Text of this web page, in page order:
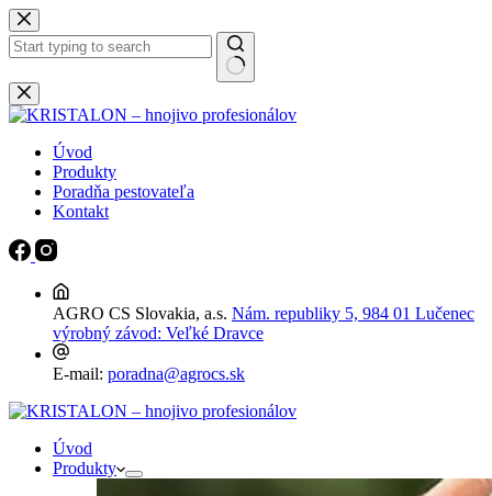
Späť
na
obsah
Žiadne
výsledky
Úvod
Produkty
Poradňa pestovateľa
Kontakt
AGRO CS Slovakia, a.s. Nám. republiky 5, 984 01 Lučenec
výrobný závod: Veľké Dravce
E-mail: poradna@agrocs.sk
Úvod
Produkty